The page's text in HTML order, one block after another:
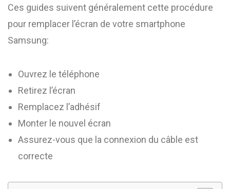
Ces guides suivent généralement cette procédure
pour remplacer l’écran de votre smartphone
Samsung:
Ouvrez le téléphone
Retirez l’écran
Remplacez l’adhésif
Monter le nouvel écran
Assurez-vous que la connexion du câble est
correcte